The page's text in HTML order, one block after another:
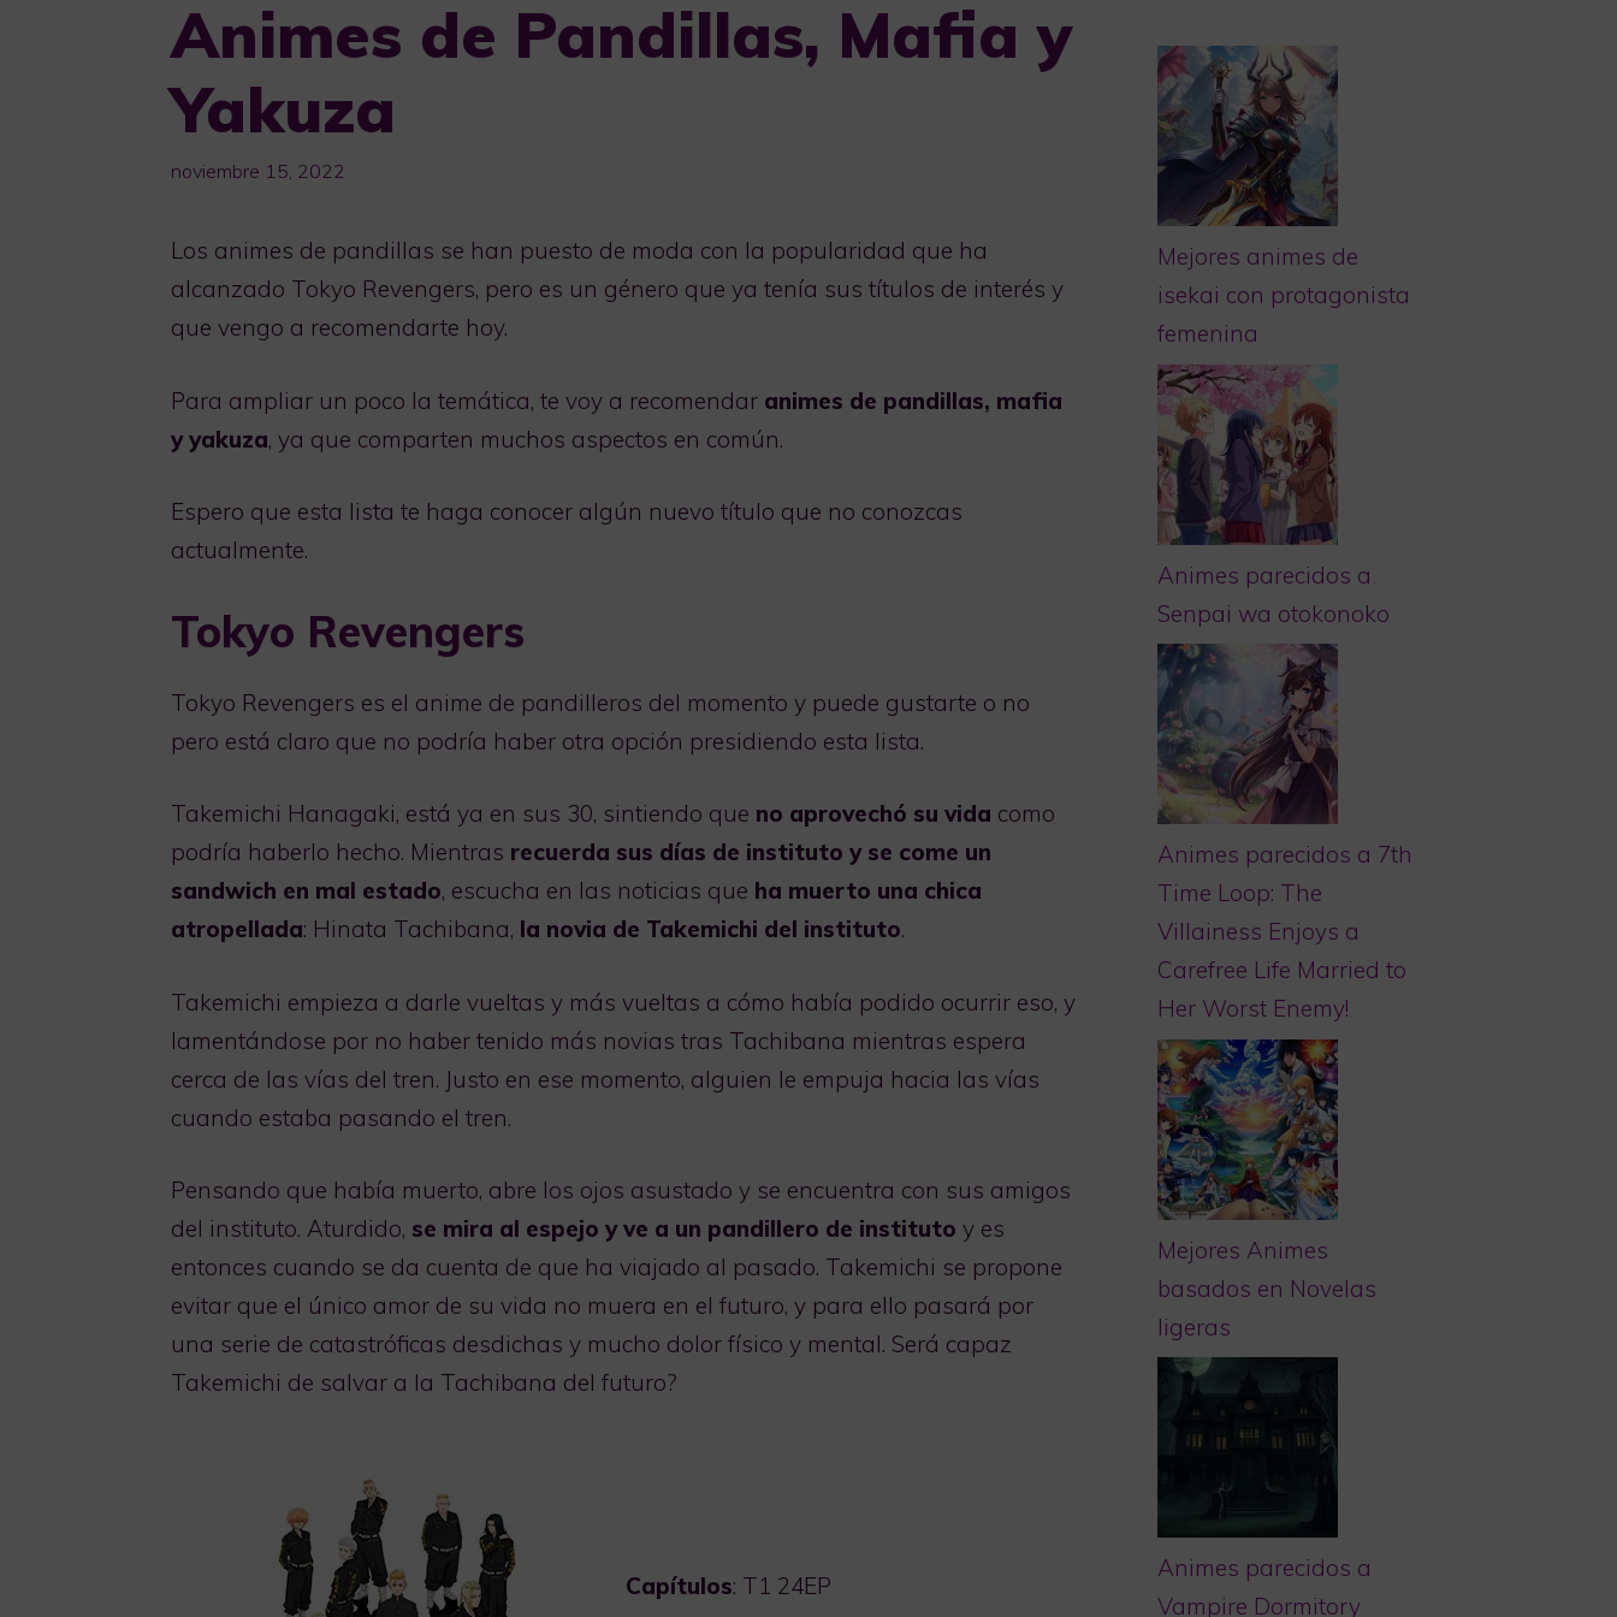
Animes de Pandillas, Mafia y
Yakuza
noviembre 15, 2022
Los animes de pandillas se han puesto de moda con la popularidad que ha
alcanzado Tokyo Revengers, pero es un género que ya tenía sus títulos de interés y
que vengo a recomendarte hoy.
Para ampliar un poco la temática, te voy a recomendar animes de pandillas, mafia
y yakuza, ya que comparten muchos aspectos en común.
Espero que esta lista te haga conocer algún nuevo título que no conozcas
actualmente.
Tokyo Revengers
Tokyo Revengers es el anime de pandilleros del momento y puede gustarte o no
pero está claro que no podría haber otra opción presidiendo esta lista.
Takemichi Hanagaki, está ya en sus 30, sintiendo que no aprovechó su vida como
podría haberlo hecho. Mientras recuerda sus días de instituto y se come un
sandwich en mal estado, escucha en las noticias que ha muerto una chica
atropellada: Hinata Tachibana, la novia de Takemichi del instituto.
Takemichi empieza a darle vueltas y más vueltas a cómo había podido ocurrir eso, y
lamentándose por no haber tenido más novias tras Tachibana mientras espera
cerca de las vías del tren. Justo en ese momento, alguien le empuja hacia las vías
cuando estaba pasando el tren.
Pensando que había muerto, abre los ojos asustado y se encuentra con sus amigos
del instituto. Aturdido, se mira al espejo y ve a un pandillero de instituto y es
entonces cuando se da cuenta de que ha viajado al pasado. Takemichi se propone
evitar que el único amor de su vida no muera en el futuro, y para ello pasará por
una serie de catastróficas desdichas y mucho dolor físico y mental. Será capaz
Takemichi de salvar a la Tachibana del futuro?
Capítulos: T1 24EP
Mejores animes de
isekai con protagonista
femenina
Animes parecidos a
Senpai wa otokonoko
Animes parecidos a 7th
Time Loop: The
Villainess Enjoys a
Carefree Life Married to
Her Worst Enemy!
Mejores Animes
basados en Novelas
ligeras
Animes parecidos a
Vampire Dormitory